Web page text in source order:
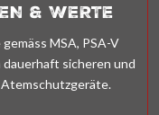
& WERTE
MSA, PSA-V
dauerhaft sicheren und